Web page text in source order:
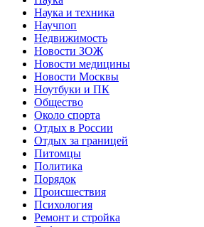
Наука и техника
Научпоп
Недвижимость
Новости ЗОЖ
Новости медицины
Новости Москвы
Ноутбуки и ПК
Общество
Около спорта
Отдых в России
Отдых за границей
Питомцы
Политика
Порядок
Происшествия
Психология
Ремонт и стройка